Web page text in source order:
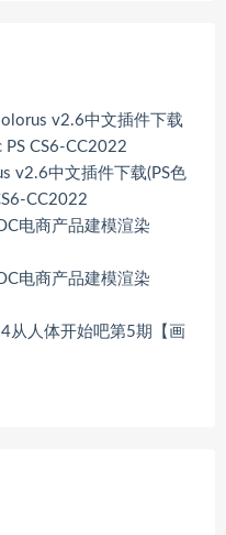
v2.6中文插件下载
CS6-CC2022
v2.6中文插件下载(PS色
CC2022
电商产品建模渲染
电商产品建模渲染
从人体开始吧第5期【画